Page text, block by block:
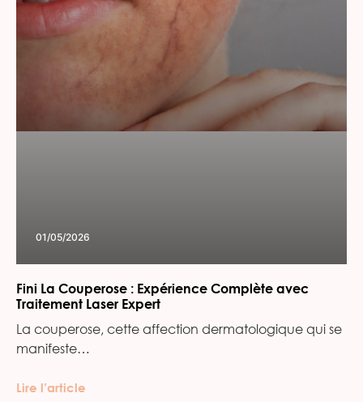
01/05/2026
Fini La Couperose : Expérience Complète avec
Traitement Laser Expert
La couperose, cette affection dermatologique qui se
manifeste…
Lire l’article